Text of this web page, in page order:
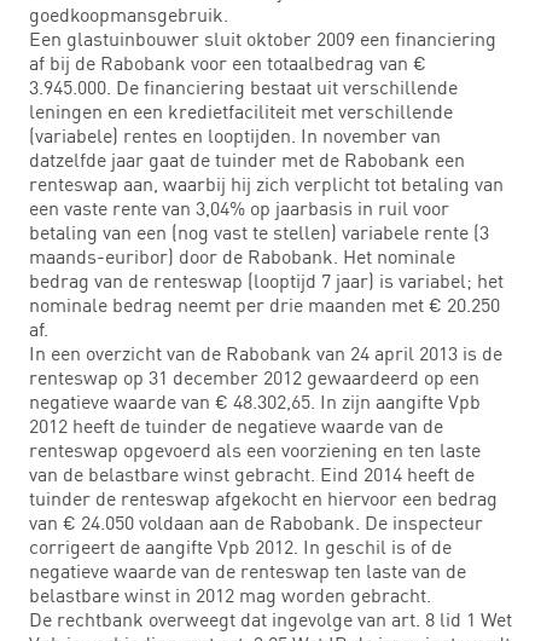
goedkoopmansgebruik.
Een glastuinbouwer sluit oktober 2009 een financiering
af bij de Rabobank voor een totaalbedrag van €
3.945.000. De financiering bestaat uit verschillende
leningen en een kredietfaciliteit met verschillende
(variabele) rentes en looptijden. In november van
datzelfde jaar gaat de tuinder met de Rabobank een
renteswap aan, waarbij hij zich verplicht tot betaling van
een vaste rente van 3,04% op jaarbasis in ruil voor
betaling van een (nog vast te stellen) variabele rente (3
maands-euribor) door de Rabobank. Het nominale
bedrag van de renteswap (looptijd 7 jaar) is variabel; het
nominale bedrag neemt per drie maanden met € 20.250
af.
In een overzicht van de Rabobank van 24 april 2013 is de
renteswap op 31 december 2012 gewaardeerd op een
negatieve waarde van € 48.302,65. In zijn aangifte Vpb
2012 heeft de tuinder de negatieve waarde van de
renteswap opgevoerd als een voorziening en ten laste
van de belastbare winst gebracht. Eind 2014 heeft de
tuinder de renteswap afgekocht en hiervoor een bedrag
van € 24.050 voldaan aan de Rabobank. De inspecteur
corrigeert de aangifte Vpb 2012. In geschil is of de
negatieve waarde van de renteswap ten laste van de
belastbare winst in 2012 mag worden gebracht.
De rechtbank overweegt dat ingevolge van art. 8 lid 1 Wet